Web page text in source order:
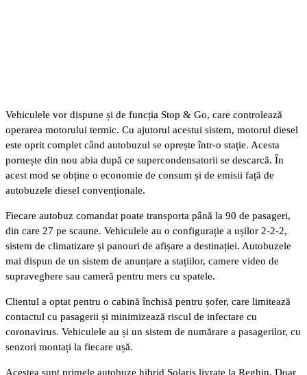
Vehiculele vor dispune și de funcția Stop & Go, care controlează
operarea motorului termic. Cu ajutorul acestui sistem, motorul diesel
este oprit complet când autobuzul se oprește într-o stație. Acesta
pornește din nou abia după ce supercondensatorii se descarcă. În
acest mod se obține o economie de consum și de emisii față de
autobuzele diesel convenționale.
Fiecare autobuz comandat poate transporta până la 90 de pasageri,
din care 27 pe scaune. Vehiculele au o configurație a ușilor 2-2-2,
sistem de climatizare și panouri de afișare a destinației. Autobuzele
mai dispun de un sistem de anunțare a stațiilor, camere video de
supraveghere sau cameră pentru mers cu spatele.
Clientul a optat pentru o cabină închisă pentru șofer, care limitează
contactul cu pasagerii și minimizează riscul de infectare cu
coronavirus. Vehiculele au și un sistem de numărare a pasagerilor, cu
senzori montați la fiecare ușă.
Acestea sunt primele autobuze hibrid Solaris livrate la Reghin. Doar